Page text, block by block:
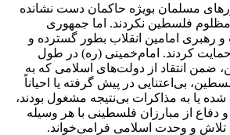
مسلمان بویژه حاکمان دست نشانده
مظلوم فلسطین نکردند. اما جمهوری
و رهبری امامین انقلاب بطور گسترده و
کردند. امام‌خمینی (ره) در طول
ضمن انتقاد از دولت‌های اسلامی که به
بی‌اعتنایی در پیش گرفته یا احیاناً
شده یا به مذاکرات بی‌نتیجه مشغول بودند،
دفاع از مبارزان فلسطینی با هر وسیله
تلاش و وحدت اسلامی فرامی‌خواند.